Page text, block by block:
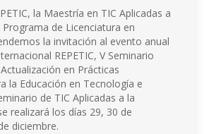
la Maestría en TIC Aplicadas a
de Licenciatura en
la invitación al evento anual
REPETIC, V Seminario
en Prácticas
la Educación en Tecnología e
de TIC Aplicadas a la
realizará los días 29, 30 de
diciembre.